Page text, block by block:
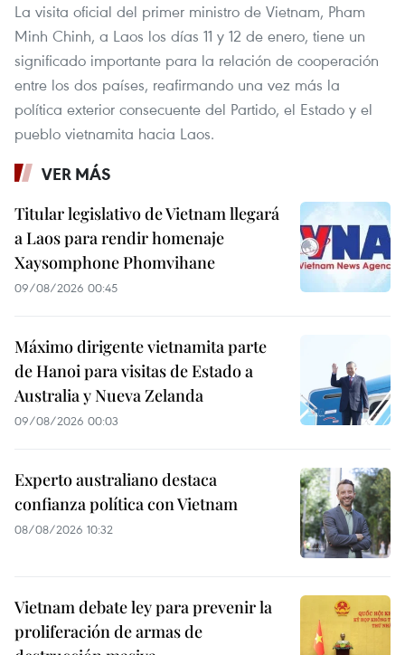
La visita oficial del primer ministro de Vietnam, Pham
Minh Chinh, a Laos los días 11 y 12 de enero, tiene un
significado importante para la relación de cooperación
entre los dos países, reafirmando una vez más la
política exterior consecuente del Partido, el Estado y el
pueblo vietnamita hacia Laos.
VER MÁS
Titular legislativo de Vietnam llegará
a Laos para rendir homenaje
Xaysomphone Phomvihane
09/08/2026 00:45
Máximo dirigente vietnamita parte
de Hanoi para visitas de Estado a
Australia y Nueva Zelanda
09/08/2026 00:03
Experto australiano destaca
confianza política con Vietnam
08/08/2026 10:32
Vietnam debate ley para prevenir la
proliferación de armas de